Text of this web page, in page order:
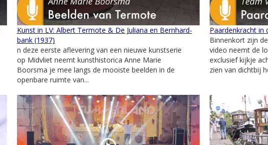
Kunst in LV: Albert Termote & De Juliana en Bernhard-
bank (1937)
n deze eerste aflevering van een nieuwe kunstserie
op Midvliet neemt kunsthistorica Anne Marie
Boorsma je mee langs de mooiste beelden in de
openbare ruimte van...
Paardenkracht in
Binnenkort zijn
video neemt de
exclusief kijkje
zien van dichtbij